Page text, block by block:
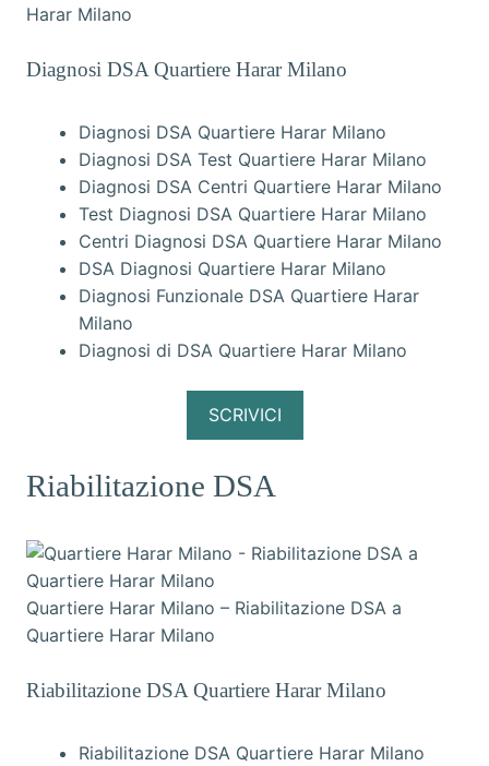
Harar Milano
Diagnosi DSA Quartiere Harar Milano
Diagnosi DSA Quartiere Harar Milano
Diagnosi DSA Test Quartiere Harar Milano
Diagnosi DSA Centri Quartiere Harar Milano
Test Diagnosi DSA Quartiere Harar Milano
Centri Diagnosi DSA Quartiere Harar Milano
DSA Diagnosi Quartiere Harar Milano
Diagnosi Funzionale DSA Quartiere Harar
Milano
Diagnosi di DSA Quartiere Harar Milano
SCRIVICI
Riabilitazione DSA
Quartiere Harar Milano – Riabilitazione DSA a
Quartiere Harar Milano
Riabilitazione DSA Quartiere Harar Milano
Riabilitazione DSA Quartiere Harar Milano